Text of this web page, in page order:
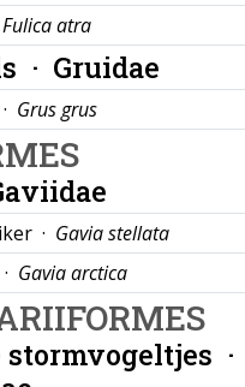
Fulica atra
· Gruidae
Grus grus
· Gavia stellata
Gavia arctica
·